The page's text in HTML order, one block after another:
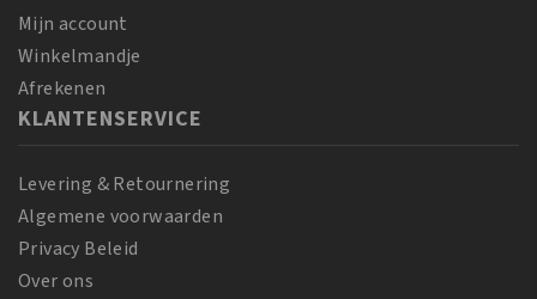
Mijn account
Winkelmandje
Afrekenen
KLANTENSERVICE
Levering & Retournering
Algemene voorwaarden
Privacy Beleid
Over ons